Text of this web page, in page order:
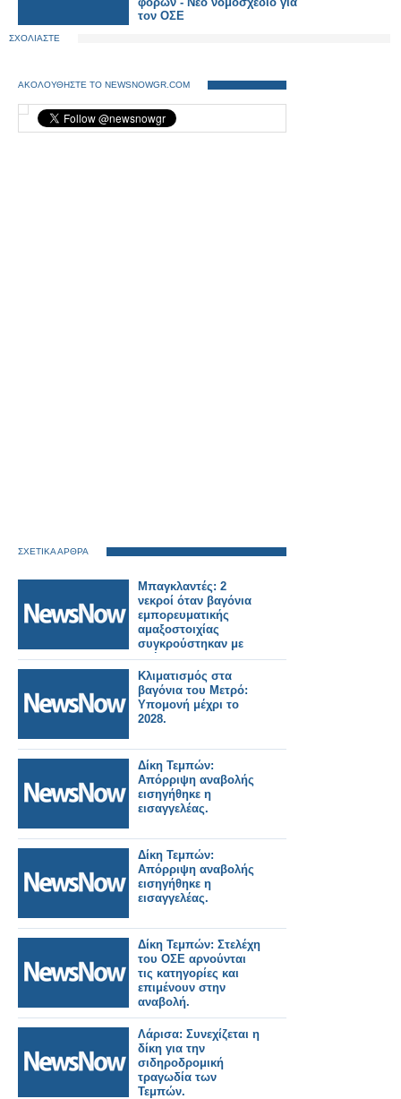
τον ΟΣΕ
ΣΧΟΛΙΑΣΤΕ
ΑΚΟΛΟΥΘΗΣΤΕ ΤΟ NEWSNOWGR.COM
ΣΧΕΤΙΚΑ ΑΡΘΡΑ
Μπαγκλαντές: 2
νεκροί όταν βαγόνια
εμπορευματικής
αμαξοστοιχίας
συγκρούστηκαν με
οχήματα.
Κλιματισμός στα
βαγόνια του Μετρό:
Υπομονή μέχρι το
2028.
Δίκη Τεμπών:
Απόρριψη αναβολής
εισηγήθηκε η
εισαγγελέας.
Δίκη Τεμπών:
Απόρριψη αναβολής
εισηγήθηκε η
εισαγγελέας.
Δίκη Τεμπών: Στελέχη
του ΟΣΕ αρνούνται
τις κατηγορίες και
επιμένουν στην
αναβολή.
Λάρισα: Συνεχίζεται η
δίκη για την
σιδηροδρομική
τραγωδία των
Τεμπών.